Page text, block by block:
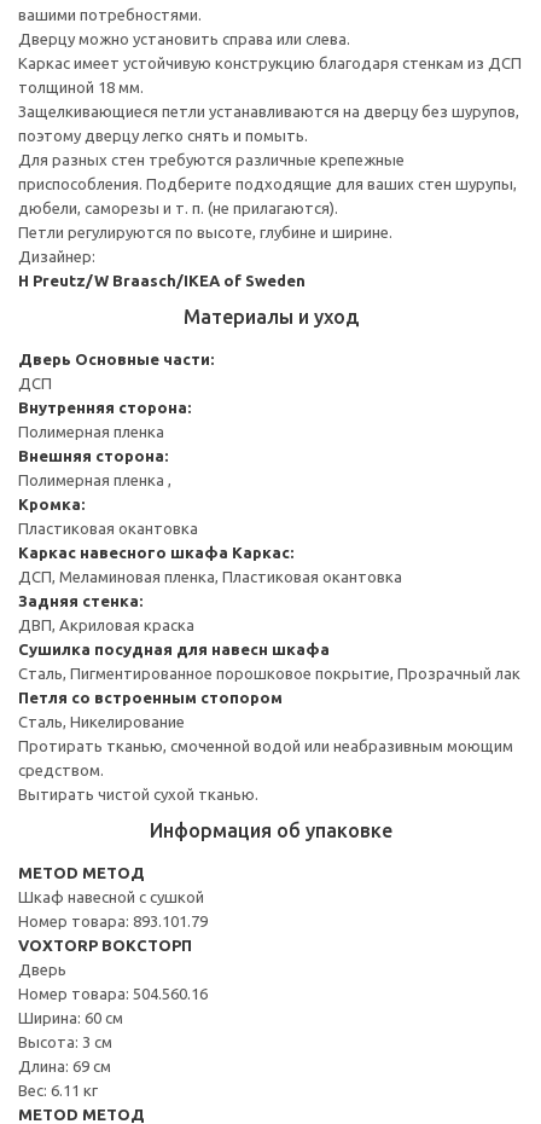
вашими потребностями.
Дверцу можно установить справа или слева.
Каркас имеет устойчивую конструкцию благодаря стенкам из ДСП
толщиной 18 мм.
Защелкивающиеся петли устанавливаются на дверцу без шурупов,
поэтому дверцу легко снять и помыть.
Для разных стен требуются различные крепежные
приспособления. Подберите подходящие для ваших стен шурупы,
дюбели, саморезы и т. п. (не прилагаются).
Петли регулируются по высоте, глубине и ширине.
Дизайнер:
H Preutz/W Braasch/IKEA of Sweden
Материалы и уход
Дверь Основные части:
ДСП
Внутренняя сторона:
Полимерная пленка
Внешняя сторона:
Полимерная пленка ,
Кромка:
Пластиковая окантовка
Каркас навесного шкафа Каркас:
ДСП, Меламиновая пленка, Пластиковая окантовка
Задняя стенка:
ДВП, Акриловая краска
Сушилка посудная для навесн шкафа
Сталь, Пигментированное порошковое покрытие, Прозрачный лак
Петля со встроенным стопором
Сталь, Никелирование
Протирать тканью, смоченной водой или неабразивным моющим
средством.
Вытирать чистой сухой тканью.
Информация об упаковке
METOD МЕТОД
Шкаф навесной с сушкой
Номер товара: 893.101.79
VOXTORP ВОКСТОРП
Дверь
Номер товара: 504.560.16
Ширина: 60 см
Высота: 3 см
Длина: 69 см
Вес: 6.11 кг
METOD МЕТОД